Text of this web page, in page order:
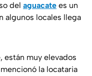
del aguacate es un
algunos locales llega
están muy elevados
la locataria